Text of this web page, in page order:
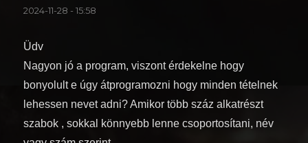
2024-11-28 - 15:58
Üdv
Nagyon jó a program, viszont érdekelne hogy
bonyolult e úgy átprogramozni hogy minden tételnek
lehessen nevet adni? Amikor több száz alkatrészt
szabok , sokkal könnyebb lenne csoportosítani, név